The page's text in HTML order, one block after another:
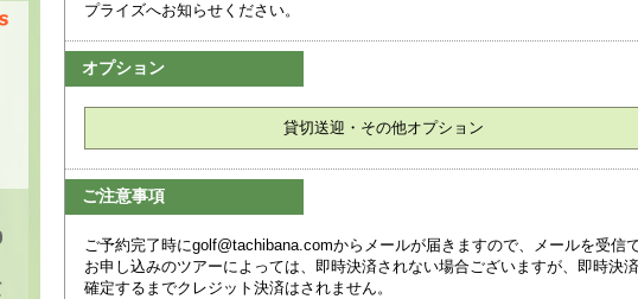
プライズへお知らせください。
オプション
貸切送迎・その他オプション
ご注意事項
ご予約完了時にgolf@tachibana.comからメールが届きますので、メールを受信
お申し込みのツアーによっては、即時決済されない場合ございますが、即時決
確定するまでクレジット決済はされません。